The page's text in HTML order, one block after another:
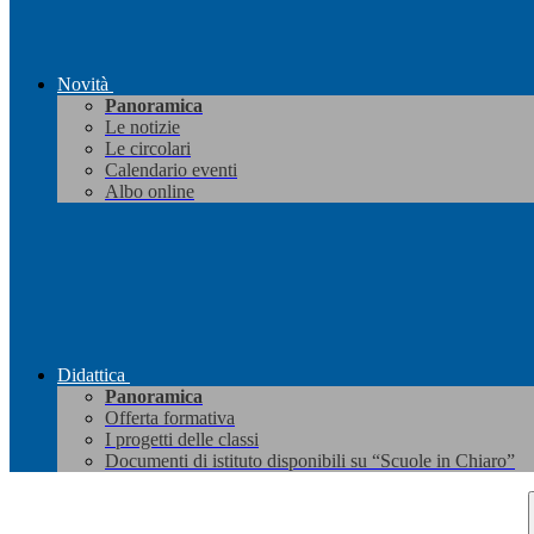
Novità
Panoramica
Le notizie
Le circolari
Calendario eventi
Albo online
Didattica
Panoramica
Offerta formativa
I progetti delle classi
Documenti di istituto disponibili su “Scuole in Chiaro”